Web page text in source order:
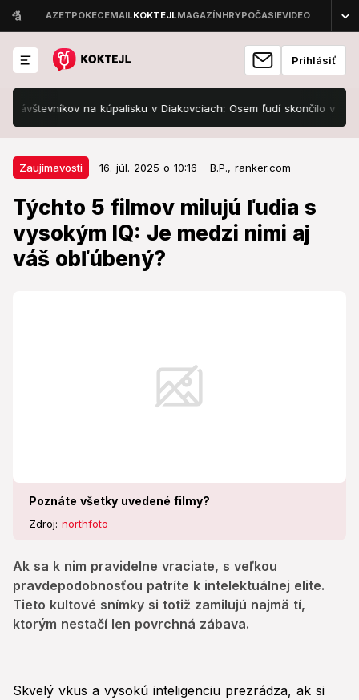
Prihlásiť
kúpalisku v Diakovciach: Osem ľudí skončilo v nemocnici, prišla
Zaujímavosti 16. júl. 2025 o 10:16 B.P., ranker.com
Týchto 5 filmov milujú ľudia s
vysokým IQ: Je medzi nimi aj
váš obľúbený?
Poznáte všetky uvedené filmy?
Zdroj: northfoto
Ak sa k nim pravidelne vraciate, s veľkou
pravdepodobnosťou patríte k intelektuálnej elite.
Tieto kultové snímky si totiž zamilujú najmä tí,
ktorým nestačí len povrchná zábava.
Zaujímavosti 16. júl. 2025 o 10:16
Týchto 5 filmov milujú ľudia s
vysokým IQ: Je medzi nimi aj váš
obľúbený?
Skvelý vkus a vysokú inteligenciu prezrádza, ak si